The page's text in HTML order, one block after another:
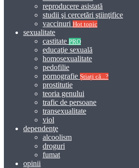
reproducere asistată
studii şi cercetări ştiinţifice
vaccinuri Hot topic
sexualitate
castitate PRO
educaţie sexuală
homosexualitate
pedofilie
pornografie Știați că...?
prostitutie
teoria genului
trafic de persoane
transexualitate
viol
dependenţe
alcoolism
droguri
fumat
opinii